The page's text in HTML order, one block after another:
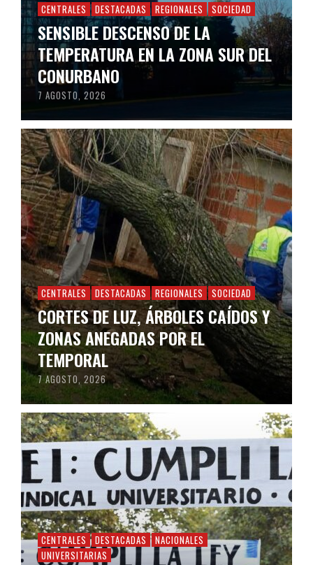
CENTRALES DESTACADAS REGIONALES SOCIEDAD
SENSIBLE DESCENSO DE LA
TEMPERATURA EN LA ZONA SUR DEL
CONURBANO
7 AGOSTO, 2026
CENTRALES DESTACADAS REGIONALES SOCIEDAD
CORTES DE LUZ, ÁRBOLES CAÍDOS Y
ZONAS ANEGADAS POR EL
TEMPORAL
7 AGOSTO, 2026
CENTRALES DESTACADAS
NACIONALES
UNIVERSITARIAS